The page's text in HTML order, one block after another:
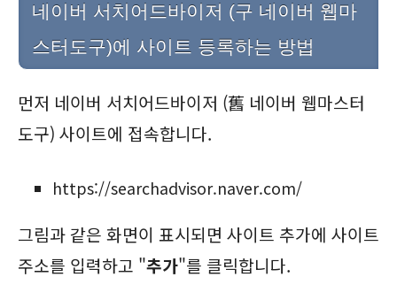
네이버 서치어드바이저 (구 네이버 웹마
스터도구)에 사이트 등록하는 방법
먼저 네이버 서치어드바이저 (舊 네이버 웹마스터
도구) 사이트에 접속합니다.
https://searchadvisor.naver.com/
그림과 같은 화면이 표시되면 사이트 추가에 사이트
주소를 입력하고 "추가"를 클릭합니다.